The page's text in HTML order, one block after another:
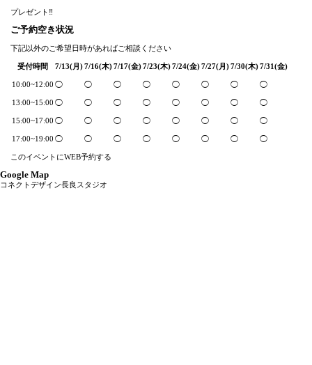
プレゼント‼︎
ご予約空き状況
下記以外のご希望日時があればご相談ください
受付時間 7/13(月)7/16(木)7/17(金)7/23(木)7/24(金)7/27(月)7/30(木)7/31(金)
10:00~12:00 ◯ ◯ ◯ ◯ ◯ ◯ ◯ ◯
13:00~15:00 ◯ ◯ ◯ ◯ ◯ ◯ ◯ ◯
15:00~17:00 ◯ ◯ ◯ ◯ ◯ ◯ ◯ ◯
17:00~19:00 ◯ ◯ ◯ ◯ ◯ ◯ ◯ ◯
このイベントにWEB予約する
Google Map
コネクトデザイン長良スタジオ